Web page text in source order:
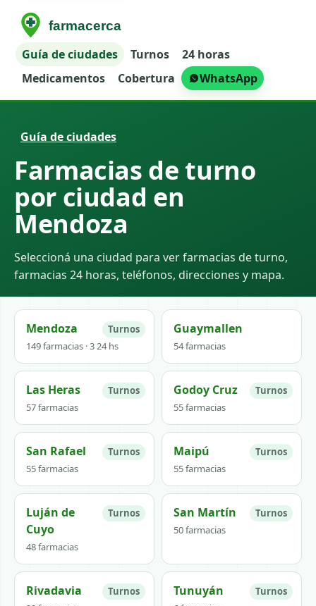
Guía de ciudades Turnos
24 horas
Medicamentos
Cobertura WhatsApp
Guía de ciudades
Farmacias de turno
por ciudad en
Mendoza
Seleccioná una ciudad para ver farmacias de turno,
farmacias 24 horas, teléfonos, direcciones y mapa.
Mendoza
149 farmacias · 3 24 hs
Turnos Guaymallen
54 farmacias
Las Heras
57 farmacias
Turnos Godoy Cruz
55 farmacias
Turnos
San Rafael
55 farmacias
Turnos Maipú
55 farmacias
Turnos
Luján de
Cuyo
48 farmacias
Turnos San Martín
50 farmacias
Turnos
Rivadavia Turnos Tunuyán Turnos